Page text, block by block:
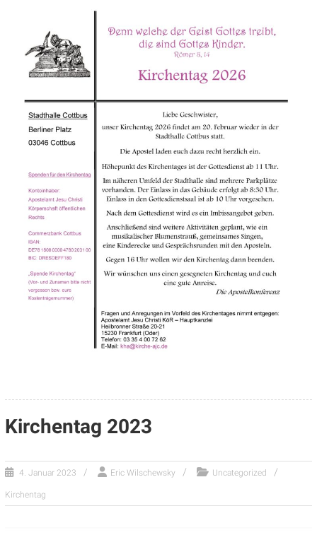
Kirchentag 2023
4. Januar 2023 Eric Wilschewsky Uncategorized
Kirchentag